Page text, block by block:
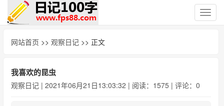
切
换
网站首页 >> 观察日记 >> 正文
我喜欢的昆虫
观察日记 | 2021年06月21日13:03:32 | 阅读：1575 | 评论：0